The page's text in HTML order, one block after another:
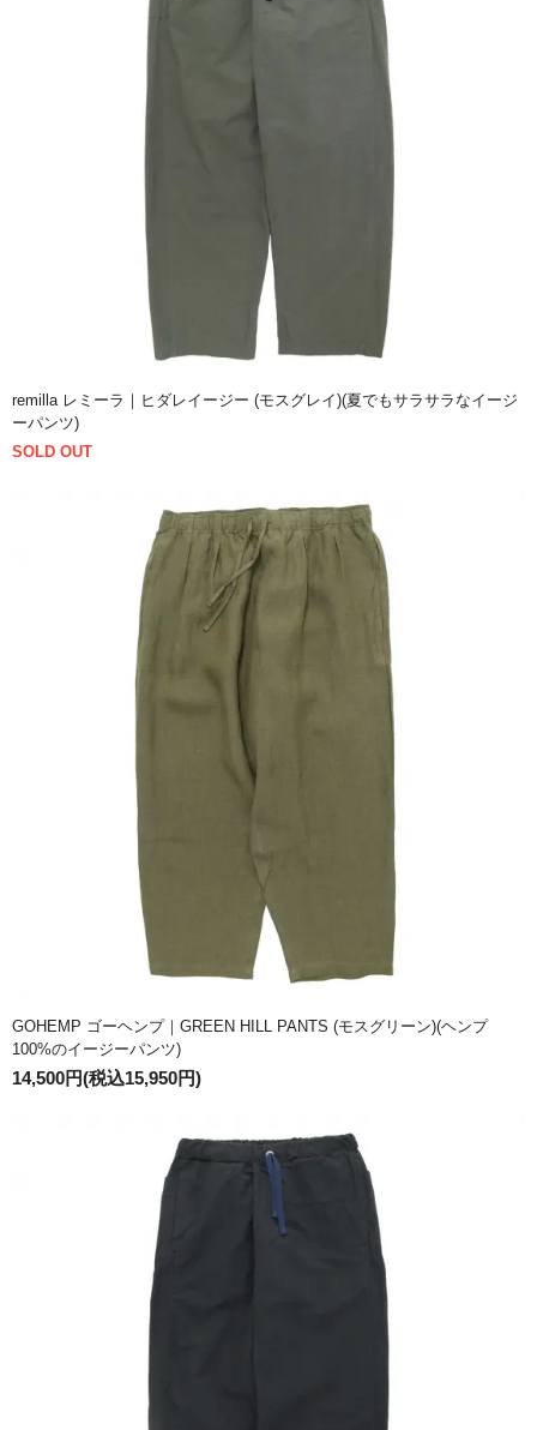
remilla レミーラ｜ヒダレイージー (モスグレイ)(夏でもサラサラなイージ
ーパンツ)
SOLD OUT
GOHEMP ゴーヘンプ｜GREEN HILL PANTS (モスグリーン)(ヘンプ
100%のイージーパンツ)
14,500円(税込15,950円)